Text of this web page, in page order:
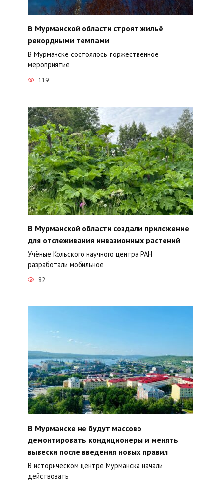
В Мурманской области строят жильё
рекордными темпами
В Мурманске состоялось торжественное
мероприятие
119
В Мурманской области создали приложение
для отслеживания инвазионных растений
Учёные Кольского научного центра РАН
разработали мобильное
82
В Мурманске не будут массово
демонтировать кондиционеры и менять
вывески после введения новых правил
В историческом центре Мурманска начали
действовать